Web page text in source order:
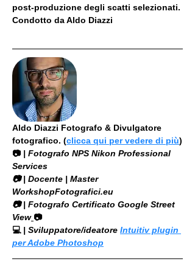
post-produzione degli scatti selezionati.
Condotto da Aldo Diazzi
Aldo Diazzi Fotografo & Divulgatore
fotografico. (clicca qui per vedere di più)
📷 | Fotografo NPS Nikon Professional
Services
​📷 | Docente | Master
WorkshopFotografici.eu
📷 | Fotografo Certificato Google Street
View 📷
💻 | Sviluppatore/ideatore Intuitiv plugin
per Adobe Photoshop